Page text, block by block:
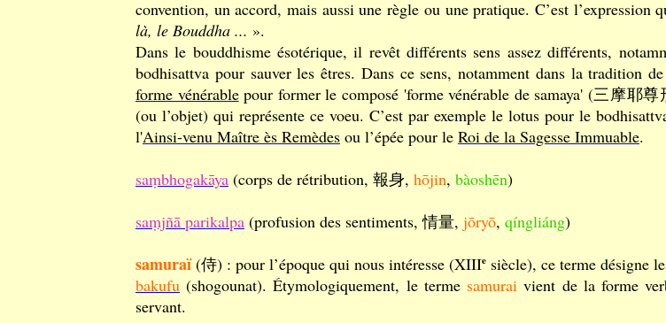
convention, un accord, mais aussi une règle ou une pratique. C’est l’expression
là, le Bouddha ... ».
Dans le bouddhisme ésotérique, il revêt différents sens assez différents,
bodhisattva pour sauver les êtres. Dans ce sens, notamment dans la tradition
forme vénérablepour former le composé 'forme vénérable de samaya' (三摩耶尊
(ou l’objet) qui représente ce voeu. C’est par exemple le lotus pour le
l'Ainsi-venu Maître ès Remèdes ou l’épée pour le Roi de la Sagesse Immuable.
saṃbhogakāya (corps de rétribution, 報身, hōjin, bàoshēn)
saṃjñā parikalpa (profusion des sentiments, 情量, jōryō, qíngliáng)
samuraï(侍) : pour l’époque qui nous intéresse (XIIIe siècle), ce terme désigne
bakufu (shogounat). Étymologiquement, le terme samurai vient de la forme
servant.